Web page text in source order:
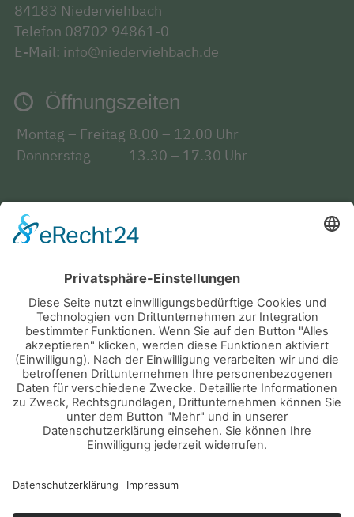
84183 Niederviehbach
Telefon 08702 94861-0
E-Mail: info@niederviehbach.de
Öffnungszeiten
Montag – Freitag 8.00 – 12.00 Uhr
Donnerstag
13.30 – 17.30 Uhr
Bürgerservice
Fundsachen
Notruf
Abfallentsorgung